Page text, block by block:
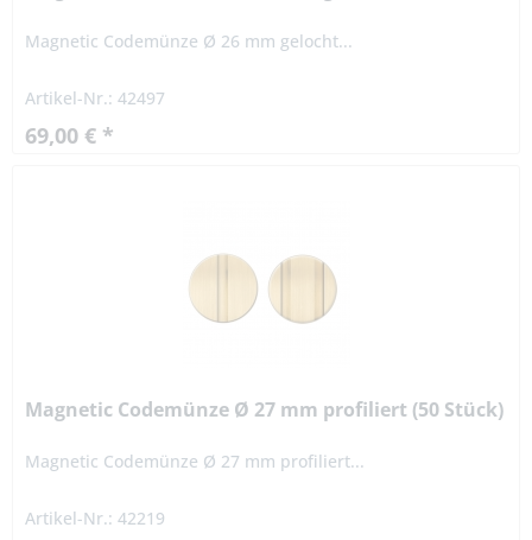
Magnetic Codemünze Ø 26 mm gelocht...
Artikel-Nr.: 42497
69,00 € *
Magnetic Codemünze Ø 27 mm profiliert (50 Stück)
Magnetic Codemünze Ø 27 mm profiliert...
Artikel-Nr.: 42219